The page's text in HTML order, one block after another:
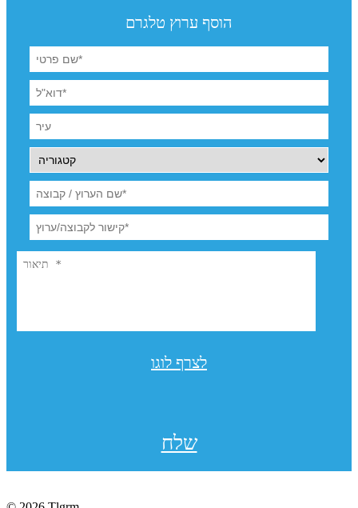
הוסף ערוץ טלגרם
לצרף לוגו
שלח